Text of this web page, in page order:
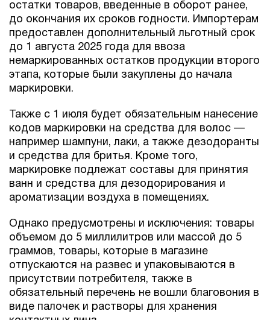
остатки товаров, введенные в оборот ранее,
до окончания их сроков годности. Импортерам
предоставлен дополнительный льготный срок
до 1 августа 2025 года для ввоза
немаркированных остатков продукции второго
этапа, которые были закуплены до начала
маркировки.
Также с 1 июля будет обязательным нанесение
кодов маркировки на средства для волос —
например шампуни, лаки, а также дезодоранты
и средства для бритья. Кроме того,
маркировке подлежат составы для принятия
ванн и средства для дезодорирования и
ароматизации воздуха в помещениях.
Однако предусмотрены и исключения: товары
объемом до 5 миллилитров или массой до 5
граммов, товары, которые в магазине
отпускаются на развес и упаковываются в
присутствии потребителя, также в
обязательный перечень не вошли благовония в
виде палочек и растворы для хранения